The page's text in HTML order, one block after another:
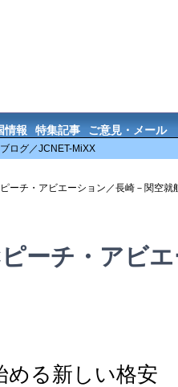
情報 特集記事 ご意見・メール
ログ／JCNET-MiXX
ーチ・アビエーション／長崎－関空就
ーチ・アビ
める新しい格安